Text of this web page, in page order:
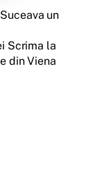
un
Scrima la
din Viena